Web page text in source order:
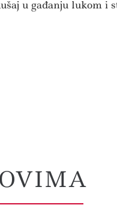
u gađanju lukom i